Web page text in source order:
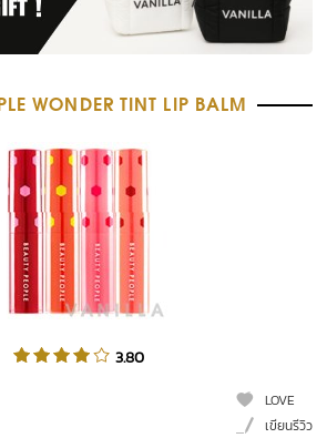
WONDER TINT LIP BALM
3.80
LOVE
เขียนรีวิว